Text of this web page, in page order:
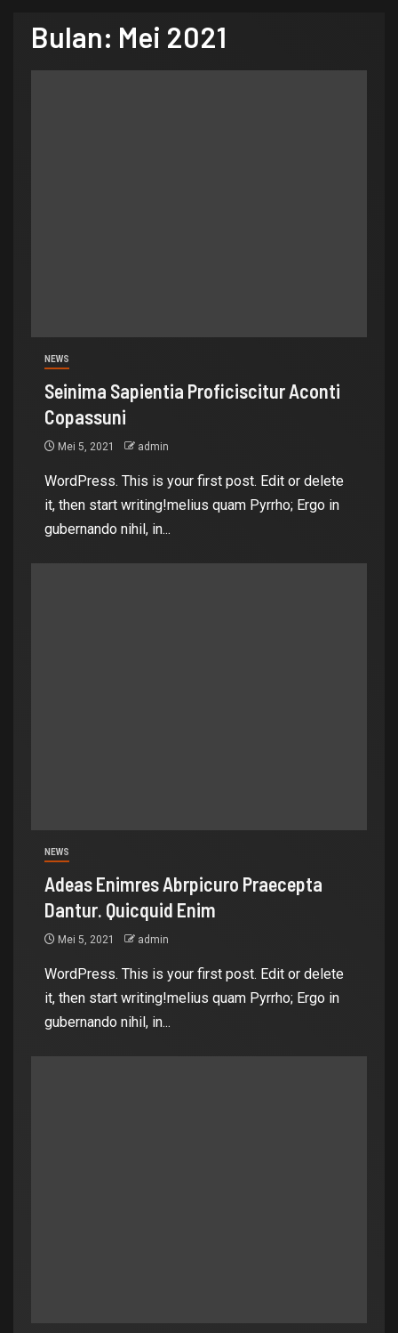
Bulan: Mei 2021
NEWS
Seinima Sapientia Proficiscitur Aconti
Copassuni
Mei 5, 2021 admin
WordPress. This is your first post. Edit or delete
it, then start writing!melius quam Pyrrho; Ergo in
gubernando nihil, in...
NEWS
Adeas Enimres Abrpicuro Praecepta
Dantur. Quicquid Enim
Mei 5, 2021 admin
WordPress. This is your first post. Edit or delete
it, then start writing!melius quam Pyrrho; Ergo in
gubernando nihil, in...